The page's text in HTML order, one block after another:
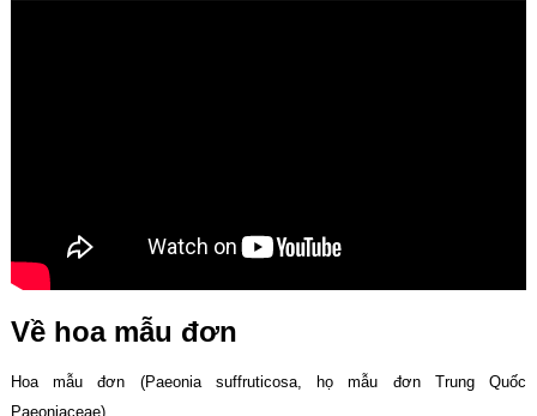
Về hoa mẫu đơn
Hoa mẫu đơn (Paeonia suffruticosa, họ mẫu đơn Trung Quốc
Paeoniaceae).